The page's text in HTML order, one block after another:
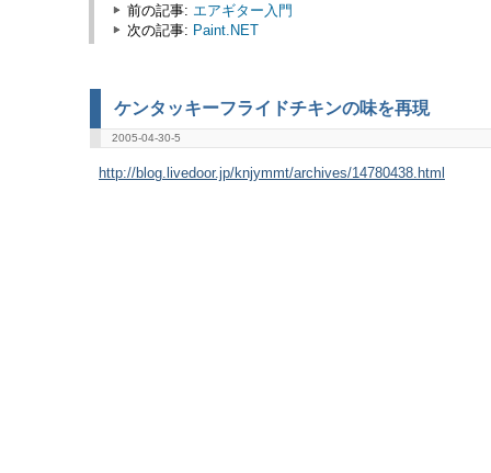
前の記事: エアギター入門
次の記事: Paint.NET
ケンタッキーフライドチキンの味を再現
2005-04-30-5
http://blog.livedoor.jp/knjymmt/archives/14780438.html